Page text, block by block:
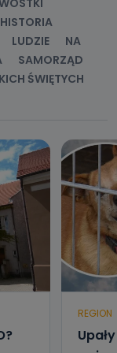
HISTORIA
LUDZIE
NA
SAMORZĄD
ŚWIĘTYCH
REGION